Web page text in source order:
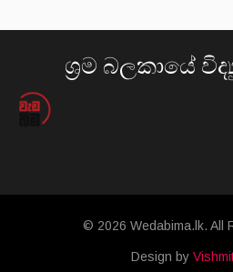
ශ්‍රම බලකායේ
© 2026 Wedabima.lk. All
Design by